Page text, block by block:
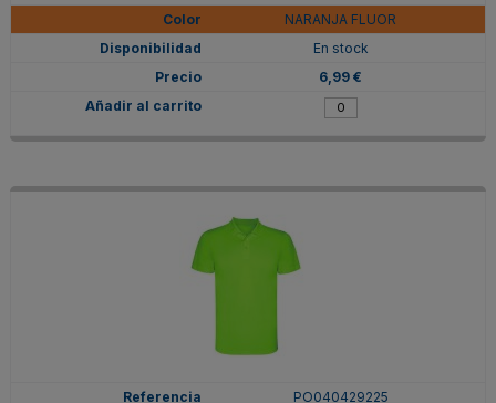
NARANJA FLUOR
En stock
6,99 €
PO040429225